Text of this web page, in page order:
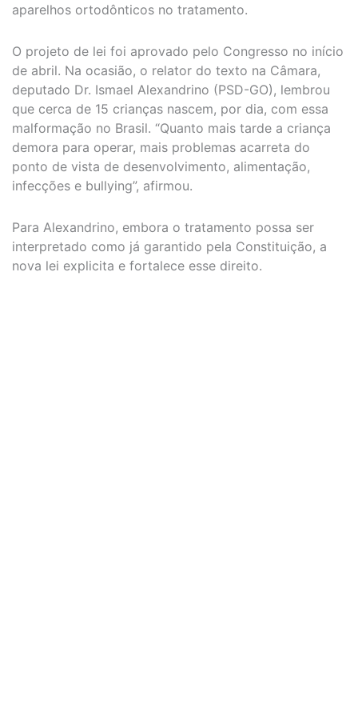
aparelhos ortodônticos no tratamento.
O projeto de lei foi aprovado pelo Congresso no início
de abril. Na ocasião, o relator do texto na Câmara,
deputado Dr. Ismael Alexandrino (PSD-GO), lembrou
que cerca de 15 crianças nascem, por dia, com essa
malformação no Brasil. “Quanto mais tarde a criança
demora para operar, mais problemas acarreta do
ponto de vista de desenvolvimento, alimentação,
infecções e bullying”, afirmou.
Para Alexandrino, embora o tratamento possa ser
interpretado como já garantido pela Constituição, a
nova lei explicita e fortalece esse direito.